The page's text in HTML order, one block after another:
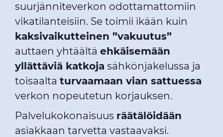
suurjänniteverkon odottamattomiin
vikatilanteisiin. Se toimii ikään kuin
kaksivaikutteinen ”vakuutus”
auttaen yhtäältä ehkäisemään
yllättäviä katkoja sähkönjakelussa ja
toisaalta turvaamaan vian sattuessa
verkon nopeutetun korjauksen.
Palvelukokonaisuus räätälöidään
asiakkaan tarvetta vastaavaksi.